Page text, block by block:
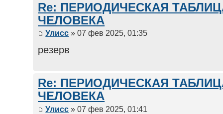
Re: ПЕРИОДИЧЕСКАЯ
ЧЕЛОВЕКА
Улисс » 07 фев 2025, 01:35
резерв
Re: ПЕРИОДИЧЕСКАЯ
ЧЕЛОВЕКА
Улисс » 07 фев 2025, 01:41